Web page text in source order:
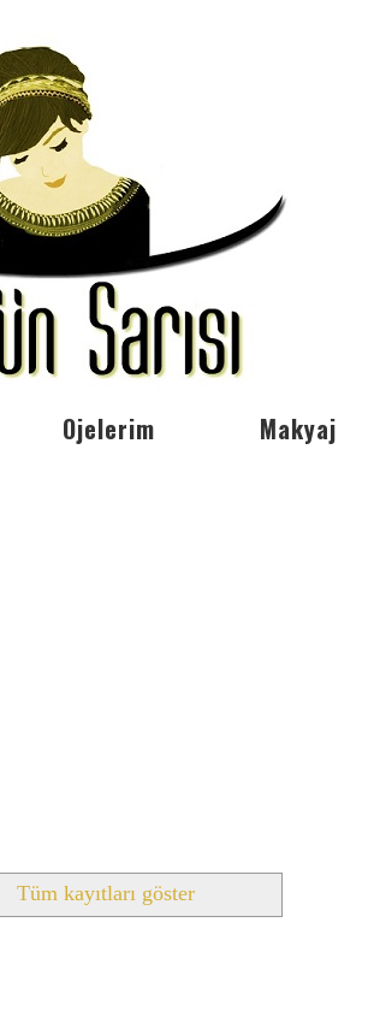
Ojelerim Makyaj
Tüm kayıtları göster